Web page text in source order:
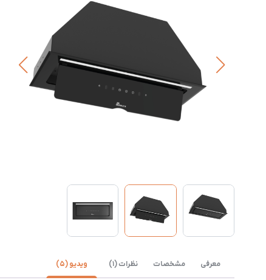
معرفی مشخصات نظرات (1) ویدیو (5)